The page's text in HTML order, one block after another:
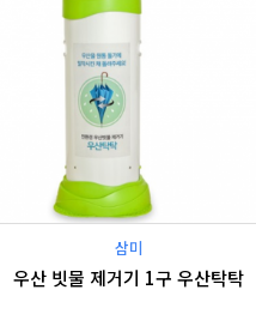
삼미
우산 빗물 제거기 1구 우산탁탁